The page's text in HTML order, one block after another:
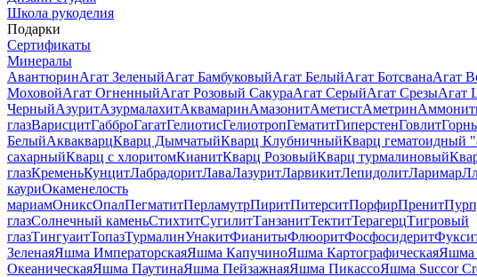
Школа рукоделия
Подарки
Сертификаты
Минералы
АвантюринАгат ЗеленыйАгат БамбуковыйАгат БелыйАгат БотсванаАгат
МоховойАгат ОгненныйАгат Розовый СакураАгат СерыйАгат СрезыАгат
ЧерныйАзуритАзурмалахитАквамаринАмазонитАметистАметрин
глазВарисцитГабброГагатГелиотисГелиотропГематитГиперстенГовлит
БелыйАквакварцКварц ДымчатыйКварц КлубничныйКварц гематоидный
сахарныйКварц с хлоритомКианитКварц РозовыйКварц турмалиновый
глазКременьКунцитЛабрадоритЛаваЛазуритЛарвикитЛепидолитЛаримар
кауриОкаменелость
мариамОниксОпалПегматитПерламутрПиритПитерситПорфирПренит
глазСолнечный каменьСтихтитСугилитТанзанитТектитТерагерцТигровый
глазТингуаитТопазТурмалинУнакитФианитыФлюоритФосфосидерит
ЗеленаяЯшма ИмператорскаяЯшма КапучиноЯшма КартографическаяЯшма
ОкеаническаяЯшма ПаутинаЯшма ПейзажнаяЯшма ПикассоЯшма Succor